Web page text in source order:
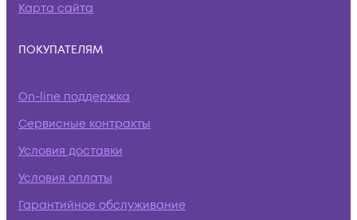
Карта сайта
ПОКУПАТЕЛЯМ
On-line поддержка
Сервисные контракты
Условия доставки
Условия оплаты
Гарантийное обслуживание